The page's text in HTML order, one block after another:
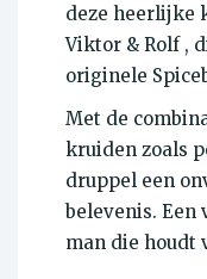
deze heerlijke
Viktor & Rolf ,
originele
Met de
kruiden zoals
druppel een
belevenis. Een
man die houdt